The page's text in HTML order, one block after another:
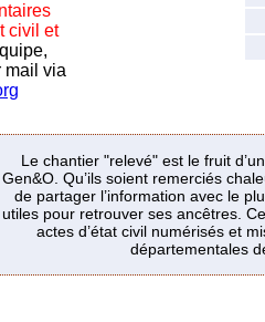
civil et
mail via
Le chantier "relevé" est le fruit
Gen&O. Qu’ils soient remerciés
de partager l’information avec le
utiles pour retrouver ses ancêtres.
actes d’état civil numérisés et
départementales